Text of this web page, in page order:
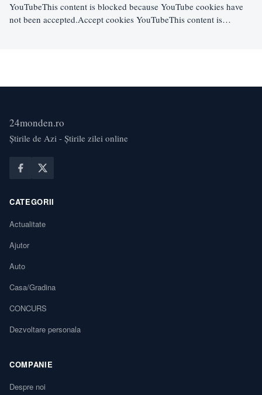
YouTubeThis content is blocked because YouTube cookies have
not been accepted.Accept cookies YouTubeThis content is
24monden.ro
Știrile de Azi - Știrile zilei online
CATEGORII
Actualitate
Ajutor
Auto
Casa/Gradina
CONCURS
Dezvoltare personala
COMPANIE
Despre noi